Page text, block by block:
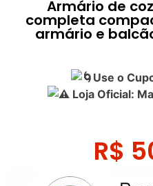
Armário de
completa
armário e
Use o
Loja Oficial:
R$